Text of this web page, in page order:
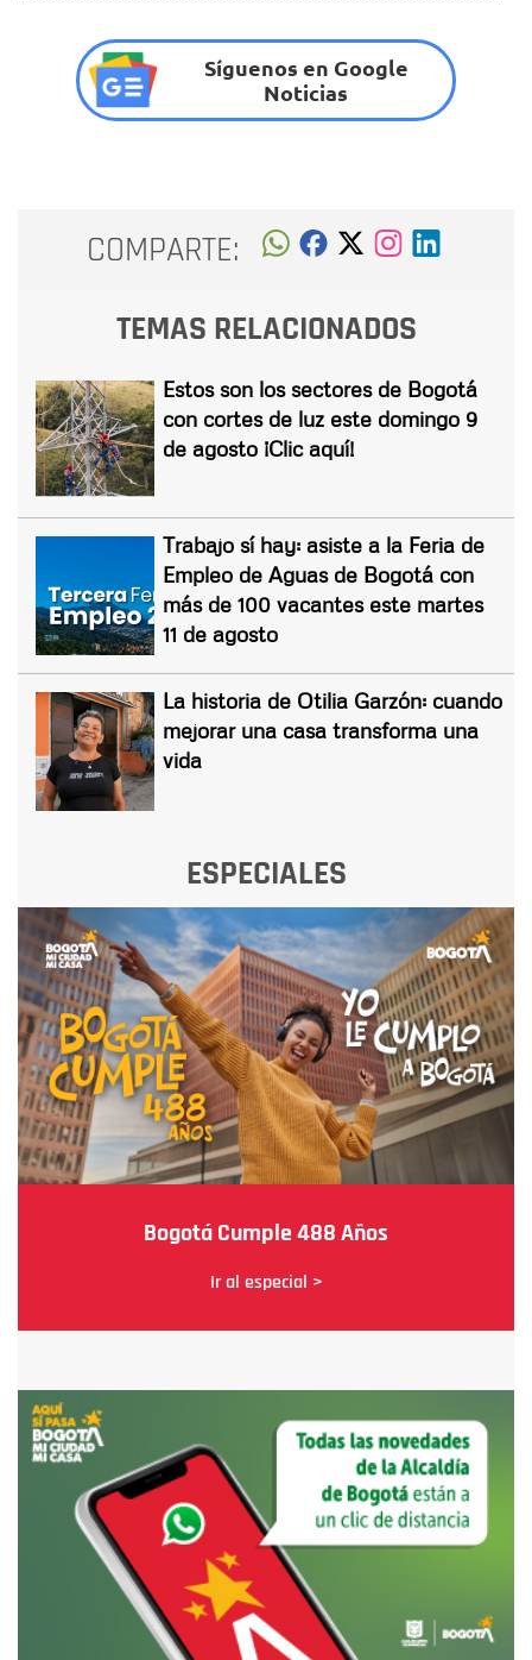
Síguenos en Google
Noticias
COMPARTE:
TEMAS RELACIONADOS
Estos son los sectores de Bogotá
con cortes de luz este domingo 9
de agosto ¡Clic aquí!
Trabajo sí hay: asiste a la Feria de
Empleo de Aguas de Bogotá con
más de 100 vacantes este martes
11 de agosto
La historia de Otilia Garzón: cuando
mejorar una casa transforma una
vida
ESPECIALES
Bogotá Cumple 488 Años
Ir al especial >